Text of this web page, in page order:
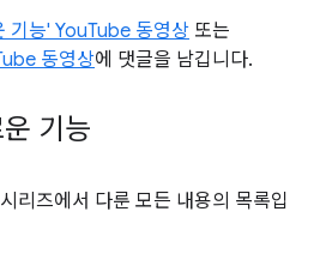
기능' YouTube 동영상 또는
동영상에 댓글을 남깁니다.
기능
시리즈에서 다룬 모든 내용의 목록입